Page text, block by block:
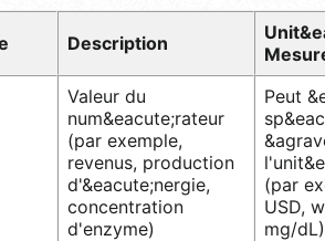
Description
Valeur du
num&eacute;rateur
(par exemple,
revenus, production
d'&eacute;nergie,
concentration
d'enzyme)
Peut
(par
USD,
mg/dL)